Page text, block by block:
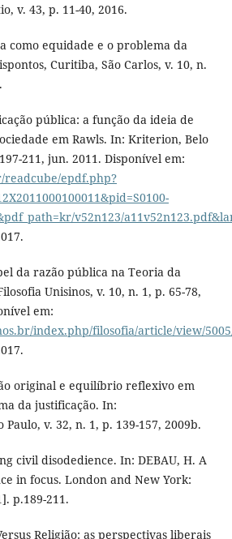
v. 43, p. 11-40, 2016.
como equidade e o problema da
Curitiba, São Carlos, v. 10, n.
pública: a função da ideia de
em Rawls. In: Kriterion, Belo
211, jun. 2011. Disponível em:
epdf.php?
v52n123/
da razão pública na Teoria da
Unisinos, v. 10, n. 1, p. 65-78,
em:
index.php/filosofia/article/view/
original e equilíbrio reflexivo em
da justificação. In:
Paulo, v. 32, n. 1, p. 139-157, 2009b.
civil disodedience. In: DEBAU, H. A
in focus. London and New York:
p.189-211.
Religião: as perspectivas liberais